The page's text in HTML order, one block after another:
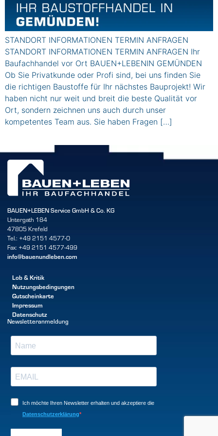
STANDORT INFORMATIONEN TERMIN ANFRAGEN
STANDORT INFORMATIONEN TERMIN ANFRAGEN Ihr
Baufachhandel vor Ort BAUEN+LEBENIN GEMÜNDEN
Ob Sie Privatkunde oder Profi sind, bei uns finden Sie
die richtigen Baustoffe für Ihr nächstes Bauprojekt! Wir
haben nicht nur weit und breit die beste Qualität vor
Ort, sondern zeichnen uns auch durch unser
kompetentes Team aus. Sie haben Fragen […]
BAUEN+LEBEN Service GmbH & Co. KG
Untergath 184
47805 Krefeld
Tel.: +49 2151 4577-0
Fax: +49 2151 4577-499
info@bauenundleben.com
Lob & Kritik
Nutzungsbedingungen
Gutscheinkarte
Impressum
Datenschutz
Newsletteranmeldung
Ich möchte Ihren Newsletter erhalten und akzeptiere die
Datenschutzerklärung